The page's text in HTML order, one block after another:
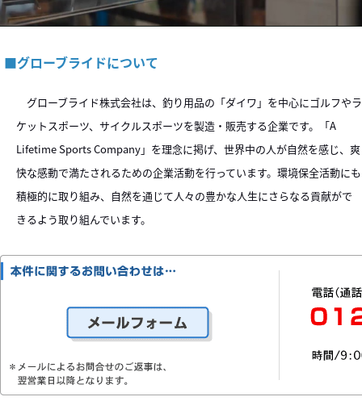
■グローブライドについて
グローブライド株式会社は、釣り用品の「ダイワ」を中心にゴルフやラ
ケットスポーツ、サイクルスポーツを製造・販売する企業です。「A
Lifetime Sports Company」を理念に掲げ、世界中の人が自然を感じ、爽
快な感動で満たされるための企業活動を行っています。環境保全活動にも
積極的に取り組み、自然を通じて人々の豊かな人生にさらなる貢献がで
きるよう取り組んでいます。